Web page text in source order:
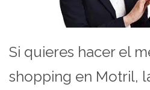
Si quieres hacer el
shopping en Motril,